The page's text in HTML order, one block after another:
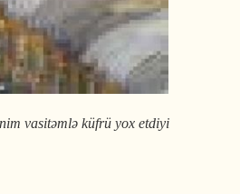
vasitəmlə küfrü yox etdiyi